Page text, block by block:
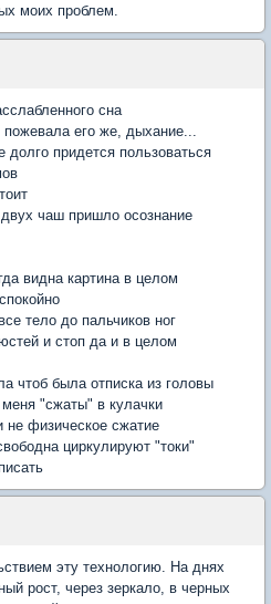
моих проблем.
сна
его же, дыхание...
придется пользоваться
чаш пришло осознание
видна картина в целом
тело до пальчиков ног
и стоп да и в целом
чтоб была отписка из головы
"сжаты" в кулачки
не физическое сжатие
циркулируют "токи"
эту технологию. На днях
рост, через зеркало, в черных